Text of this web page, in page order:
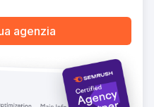
di ChatGPT e SGE.
che è iniziato come
agenzia
agenzia